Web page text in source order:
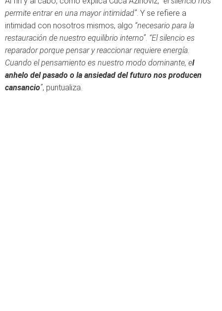
permite entrar en una mayor intimidad”. Y se refiere a
intimidad con nosotros mismos, algo “necesario para la
restauración de nuestro equilibrio interno”. “El silencio es
reparador porque pensar y reaccionar requiere energía.
Cuando el pensamiento es nuestro modo dominante, el
anhelo del pasado o la ansiedad del futuro nos producen
cansancio”, puntualiza.